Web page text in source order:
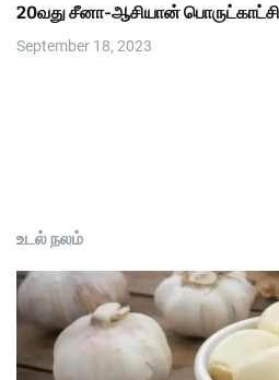
20வது சீனா-ஆசியான்
September 18, 2023
உடல் நலம்